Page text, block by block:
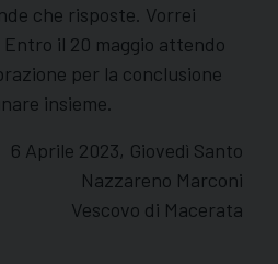
che risposte. Vorrei
il 20 maggio attendo
per la conclusione
insieme.
6 Aprile 2023, Giovedì Santo
Nazzareno Marconi
Vescovo di Macerata